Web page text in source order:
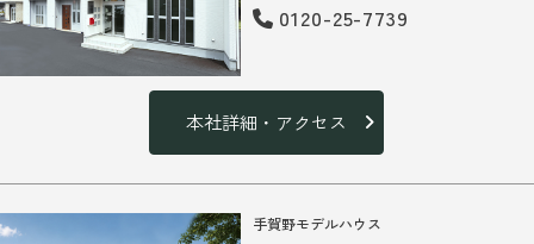
0120-25-7739
本社詳細・アクセス
手賀野モデルハウス